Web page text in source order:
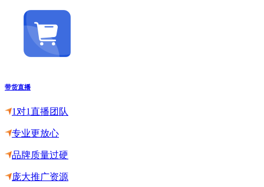
带货直播
1对1直播团队
专业更放心
品牌质量过硬
庞大推广资源